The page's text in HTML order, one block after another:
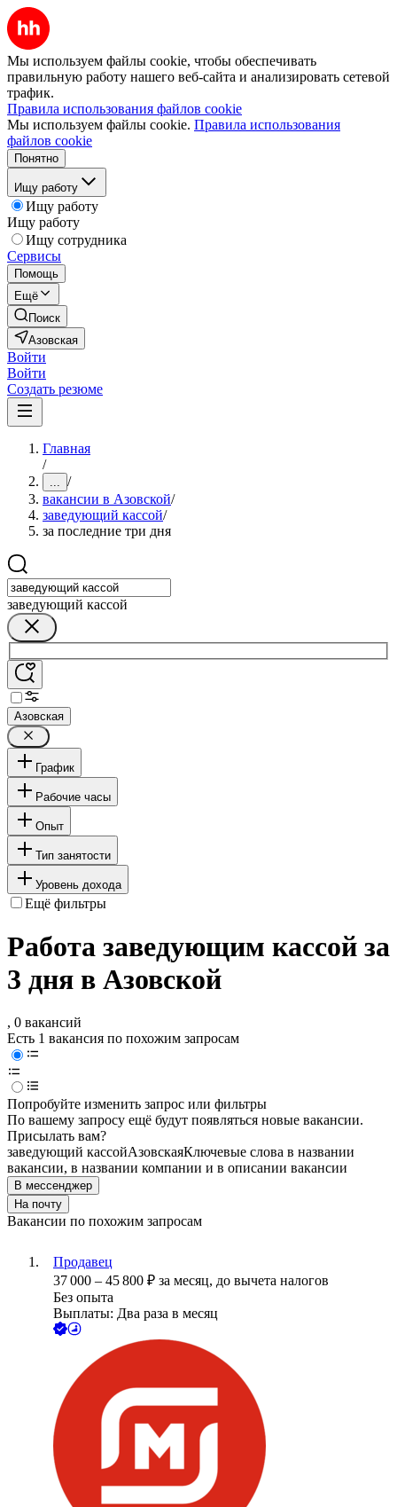
Мы используем файлы cookie, чтобы обеспечивать
правильную работу нашего веб-сайта и анализировать сетевой
трафик.
Правила использования файлов cookie
Мы используем файлы cookie. Правила использования
файлов cookie
Понятно
Ищу работу
Ищу работу
Ищу работу
Ищу сотрудника
Сервисы
Помощь
Ещё
Поиск
Азовская
Войти
Войти
Создать резюме
Главная
/
... /
вакансии в Азовской/
заведующий кассой/
за последние три дня
заведующий кассой
Азовская
График
Рабочие часы
Опыт
Тип занятости
Уровень дохода
Ещё фильтры
Работа заведующим кассой за
3 дня в Азовской
, 0 вакансий
Есть 1 вакансия по похожим запросам
Попробуйте изменить запрос или фильтры
По вашему запросу ещё будут появляться новые вакансии.
Присылать вам?
заведующий кассойАзовскаяКлючевые слова в названии
вакансии, в названии компании и в описании вакансии
В мессенджер
На почту
Вакансии по похожим запросам
Продавец
37 000 – 45 800 ₽ за месяц, до вычета налогов
Без опыта
Выплаты: Два раза в месяц